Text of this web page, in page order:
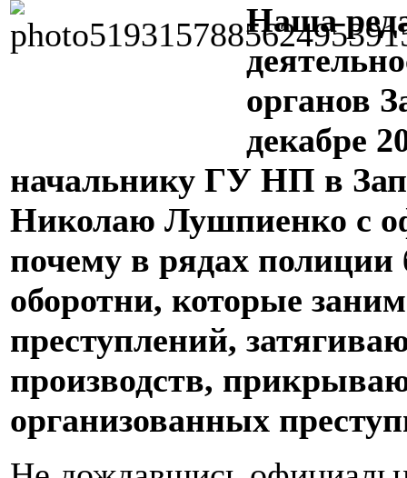
Наша
органов
декабре
начальнику ГУ НП в
Николаю Лушпиенко с
почему в рядах полиции
оборотни, которые
преступлений,
производств,
организованных